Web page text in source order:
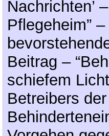
Nachrichten’
Pflegeheim”
Beitrag –
schiefem
Betreibers